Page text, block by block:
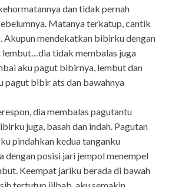
dan tidak pernah
Matanya terkatup, cantik
Akupun mendekatkan bibirku dengan
lembut…dia tidak membalas juga
aku pagut bibirnya, lembut dan
pagut bibir ats dan bawahnya
dia membalas pagutantu
juga, basah dan indah. Pagutan
pindahkan kedua tanganku
dengan posisi jari jempol menempel
Keempat jariku berada di bawah